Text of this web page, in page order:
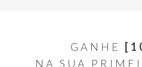
GANHE
NA SUA